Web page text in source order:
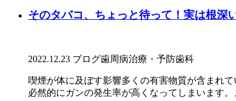
そのタバコ、ちょっと待って！実は根深
2022.12.23 ブログ歯周病治療・予防歯科
喫煙が体に及ぼす影響多くの有害物質が含まれ
必然的にガンの発生率が高くなってしまいます